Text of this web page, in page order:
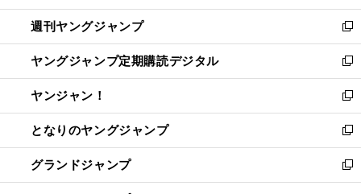
開
く
ウ
で
開
く
ン
ド
ウ
で
開
く
ウ
ィ
ン
ド
ウ
で
開
く
週刊ヤングジャンプ
新
し
い
ウ
ィ
ン
ド
ウ
で
開
ヤングジャンプ定期購読デジタル
新
し
い
ウ
ィ
ン
ド
ウ
ヤンジャン！
新
し
い
ウ
ィ
ン
となりのヤングジャンプ
新
し
い
ウ
グランドジャンプ
新
し